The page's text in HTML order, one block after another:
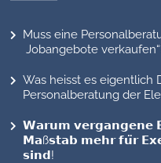
Muss eine
Jobangebote
Was heisst es eigentlich
Personalberatung der
𝗪𝗮𝗿𝘂𝗺 𝘃𝗲𝗿𝗴𝗮𝗻𝗴𝗲𝗻𝗲
𝗠𝗮ß𝘀𝘁𝗮𝗯 𝗺𝗲𝗵𝗿 𝗳𝘂̈𝗿
𝘀𝗶𝗻𝗱!